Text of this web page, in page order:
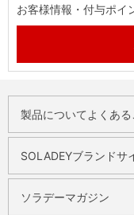
お客様情報・付与ポイ
製品についてよくある
SOLADEYブランドサ
ソラデーマガジン